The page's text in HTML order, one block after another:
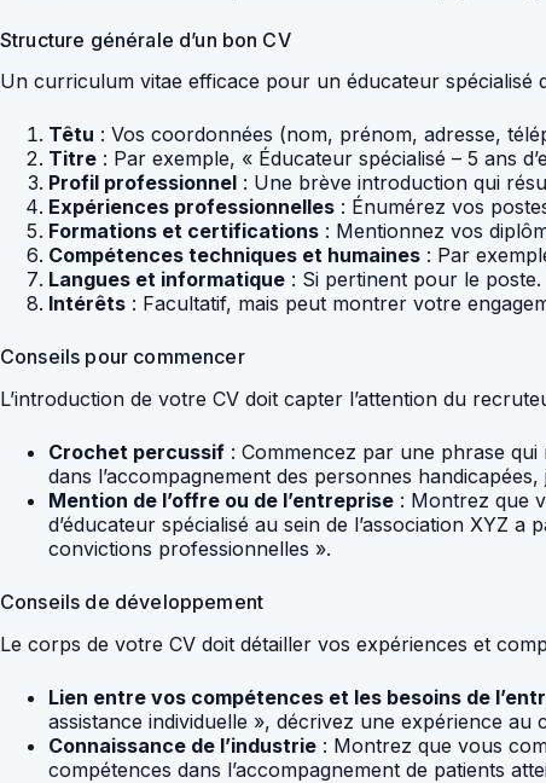
Structure générale d’un bon CV
Un curriculum vitae efficace pour un éducateur spécialisé
Têtu : Vos coordonnées (nom, prénom, adresse,
Titre : Par exemple, « Éducateur spécialisé – 5 ans
Profil professionnel : Une brève introduction qui
Expériences professionnelles : Énumérez vos
Formations et certifications : Mentionnez vos
Compétences techniques et humaines : Par
Langues et informatique : Si pertinent pour le poste.
Intérêts : Facultatif, mais peut montrer votre
Conseils pour commencer
L’introduction de votre CV doit capter l’attention du
Crochet percussif : Commencez par une phrase
dans l’accompagnement des personnes
Mention de l’offre ou de l’entreprise : Montrez que
d’éducateur spécialisé au sein de l’association XYZ
convictions professionnelles ».
Conseils de développement
Le corps de votre CV doit détailler vos expériences et
Lien entre vos compétences et les besoins de
assistance individuelle », décrivez une expérience
Connaissance de l’industrie : Montrez que vous
compétences dans l’accompagnement de patients